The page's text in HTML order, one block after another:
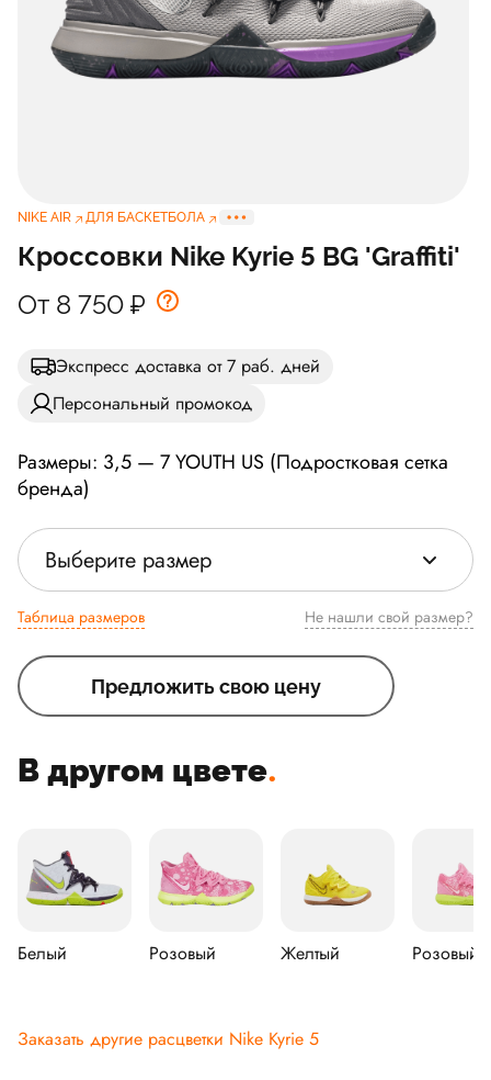
NIKE AIR ДЛЯ БАСКЕТБОЛА
Кроссовки Nike Kyrie 5 BG 'Graffiti'
От 8 750 ₽
Экспресс доставка от 7 раб. дней
Персональный промокод
Размеры: 3,5 — 7 YOUTH US (Подростковая сетка
бренда)
Выберите размер
Таблица размеров Не нашли свой размер?
Предложить свою цену
В другом цвете.
Белый Розовый Желтый Розовый
Заказать другие расцветки Nike Kyrie 5